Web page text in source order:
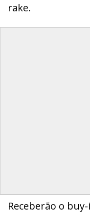
rake.
Receberão o